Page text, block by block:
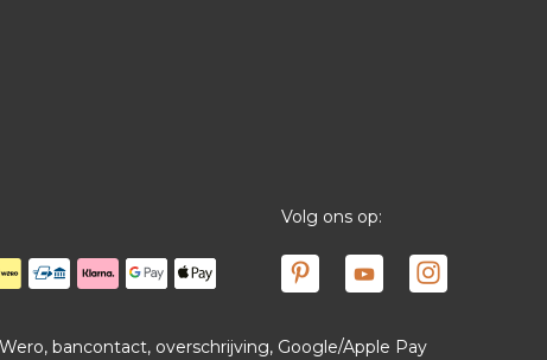
Volg ons op:
bancontact, overschrijving, Google/Apple Pay